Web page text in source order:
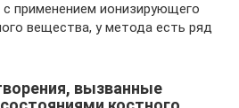
применением ионизирующего
вещества, у метода есть ряд
вызванные